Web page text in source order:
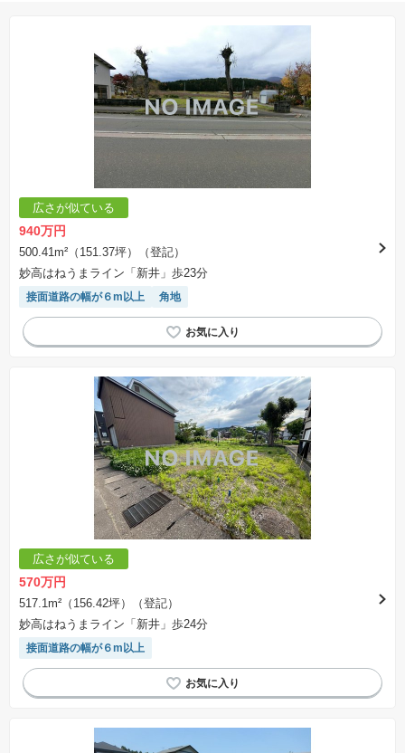
の一例であって、プランの採用可否は任意です。
※土地（建築条件なし）で「建物プラン例」が表記してある時、そのプラン例は特定の建築請
負会社によるもので、当該建築請負会社以外で建てた場合、同様のものが同価格で建てられる
とは限りません。また建築請負会社を特定するものではありません。
※建築条件付き土地とは、その土地に建築する建物の建築請負契約が、一定期間内に成立する
ことを条件として売買される土地のことをいいます。建築請負契約成立に向けて設計プランを
協議するため、土地購入者が自己の希望する建物の設計協議をするために必要な相当の期間の
交渉期間が設定され、その期間内で希望を満たすプランが実現できたかどうかにより結論を出
負契約が成立しない場合、土地売買契約は白紙に戻り、土地契約にかかった代金（土地代金、
手付金など）は名目のいかんに関わらず、全て返却されます。
※課税対象物件の「価格」や「費用等」は消費税込みの「総額表示」で統一しています。
※「本体価格」とは、課税対象物件においては「消費税を除いた建物価格」と「土地価格」の
合計額を指します。
表示されておりません。
※取引にかかる費用：物件の契約手続き、決済、引き渡し時にかかる費用を表示しています。
不動産会社によって表記有無が異なるため、ご自身で十分な確認をしていただくようにお願い
いたします。
場合があります。
広さが似ている
940万円
500.41m²（151.37坪）（登記）
妙高はねうまライン「新井」歩23分
接面道路の幅が６m以上 角地
広さが似ている
570万円
517.1m²（156.42坪）（登記）
妙高はねうまライン「新井」歩24分
接面道路の幅が６m以上